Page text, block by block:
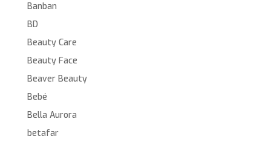
Banban
BD
Beauty Care
Beauty Face
Beaver Beauty
Bebé
Bella Aurora
betafar